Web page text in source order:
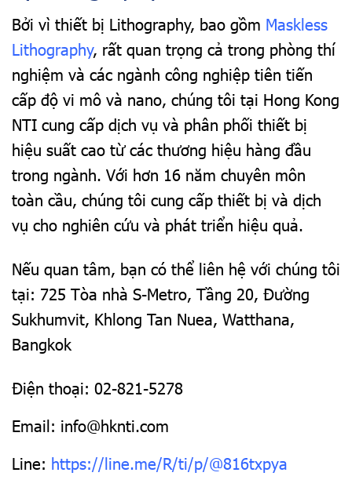
Bởi vì thiết bị Lithography, bao gồm Maskless
Lithography, rất quan trọng cả trong phòng thí
nghiệm và các ngành công nghiệp tiên tiến
cấp độ vi mô và nano, chúng tôi tại Hong Kong
NTI cung cấp dịch vụ và phân phối thiết bị
hiệu suất cao từ các thương hiệu hàng đầu
trong ngành. Với hơn 16 năm chuyên môn
toàn cầu, chúng tôi cung cấp thiết bị và dịch
vụ cho nghiên cứu và phát triển hiệu quả.
Nếu quan tâm, bạn có thể liên hệ với chúng tôi
tại: 725 Tòa nhà S-Metro, Tầng 20, Đường
Sukhumvit, Khlong Tan Nuea, Watthana,
Bangkok
Điện thoại: 02-821-5278
Email: info@hknti.com
Line: https://line.me/R/ti/p/@816txpya